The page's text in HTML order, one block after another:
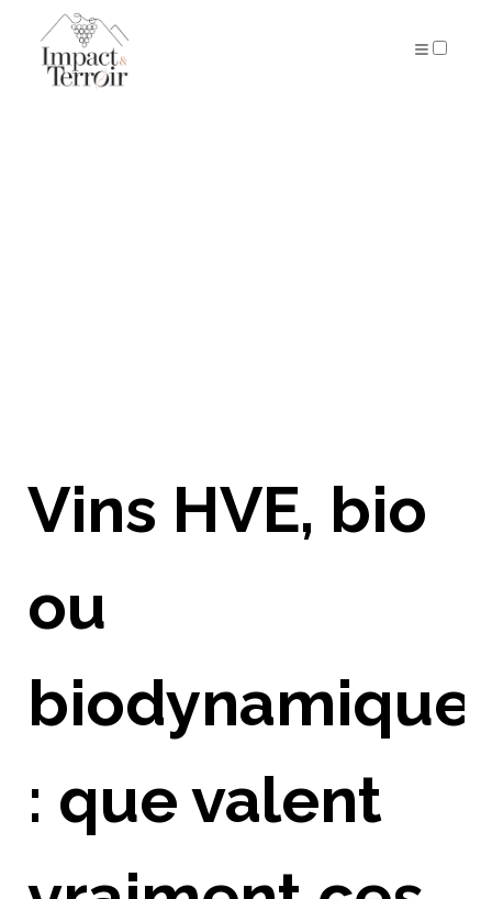
Vins HVE, bio
ou
: que valent